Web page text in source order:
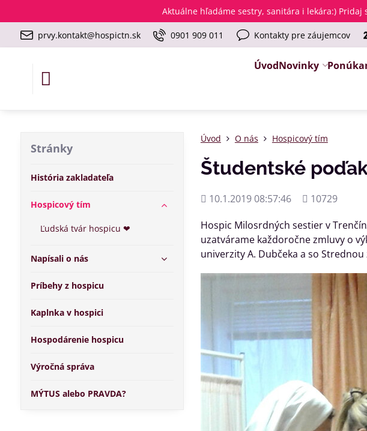
Aktuálne hľadáme sestry, sanitára i lekára:) Pridaj
prvy.kontakt@hospictn.sk 0901 909 011 Kontakty pre záujemcov
ÚvodNovinky
Úvod O nás Hospicový tím
Študentské
Pridané
10.1.2019 08:57:46
Počet
10729
Hospic Milosrdných sestier v
uzatvárame každoročne zmluvy o
univerzity A. Dubčeka a so
Stránky
História zakladateľa
Hospicový tím
Ľudská tvár hospicu ❤
Napísali o nás
Príbehy z hospicu
Kaplnka v hospici
Hospodárenie hospicu
Výročná správa
MÝTUS alebo PRAVDA?